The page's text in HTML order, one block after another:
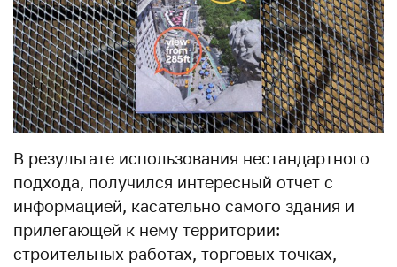
В результате использования нестандартного
подхода, получился интересный отчет с
информацией, касательно самого здания и
прилегающей к нему территории:
строительных работах, торговых точках,